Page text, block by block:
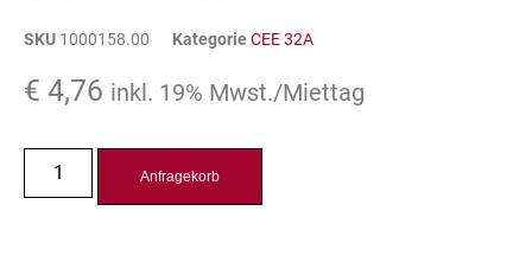
SKU 1000158.00 KategorieCEE 32A
€ 4,76 inkl. 19% Mwst./Miettag
Anfragekorb